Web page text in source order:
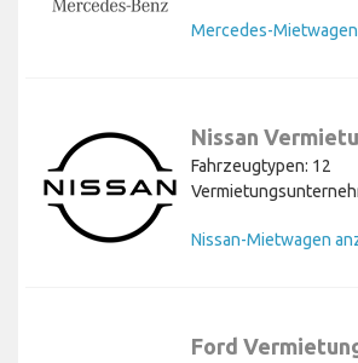
Mercedes-
Nissan
Fahrzeugtypen: 12
Nissan-Mietwagen
Ford